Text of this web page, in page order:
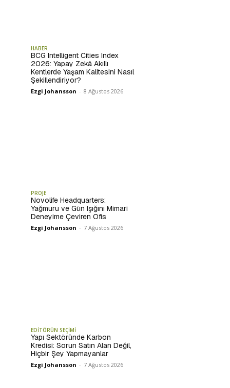
HABER
BCG Intelligent Cities Index
2026: Yapay Zekâ Akıllı
Kentlerde Yaşam Kalitesini Nasıl
Şekillendiriyor?
Ezgi Johansson - 8 Ağustos 2026
PROJE
Novolife Headquarters:
Yağmuru ve Gün Işığını Mimari
Deneyime Çeviren Ofis
Ezgi Johansson - 7 Ağustos 2026
EDİTÖRÜN SEÇİMİ
Yapı Sektöründe Karbon
Kredisi: Sorun Satın Alan Değil,
Hiçbir Şey Yapmayanlar
Ezgi Johansson - 7 Ağustos 2026